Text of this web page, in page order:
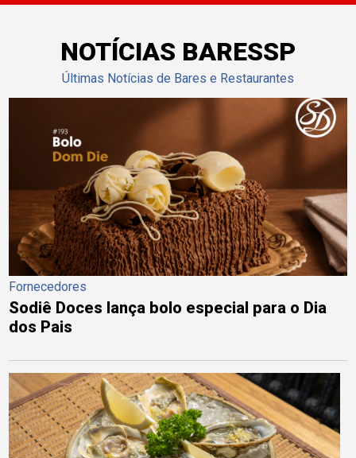
NOTÍCIAS BARESSP
Últimas Notícias de Bares e Restaurantes
Fornecedores
Sodiê Doces lança bolo especial para o Dia
dos Pais